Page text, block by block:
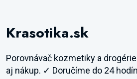
Krasotika.sk
Porovnávač kozmetiky a
aj nákup. ✓ Doručíme do 24 hodín